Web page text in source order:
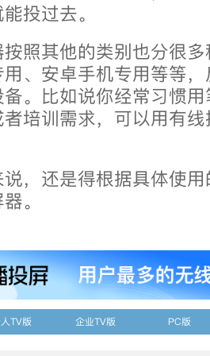
投过去。
其他的类别也分很多
、安卓手机专用等等
。比如说你经常习惯
培训需求，可以用有
还是得根据具体使用
。
TV版 企业TV版 PC版